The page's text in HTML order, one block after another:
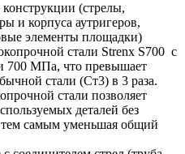
(стрелы,
и корпуса аутригеров,
элементы площадки)
стали Strenx S700 с
700 МПа, что превышает
стали (Ст3) в 3 раза.
стали позволяет
деталей без
тем самым уменьшая общий